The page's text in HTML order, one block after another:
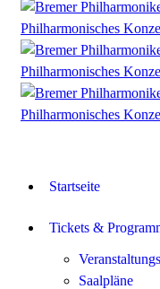
Startseite
Tickets &
Saalpläne